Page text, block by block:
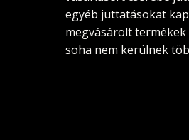
egyéb juttatásokat
megvásárolt
soha nem kerülnek